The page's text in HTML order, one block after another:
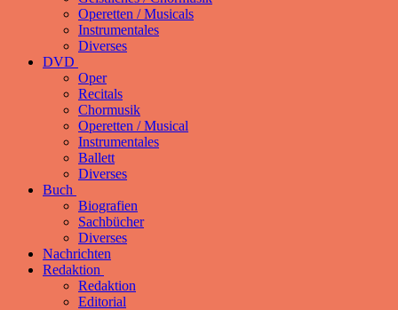
Operetten / Musicals
Instrumentales
Diverses
DVD
Oper
Recitals
Chormusik
Operetten / Musical
Instrumentales
Ballett
Diverses
Buch
Biografien
Sachbücher
Diverses
Nachrichten
Redaktion
Redaktion
Editorial